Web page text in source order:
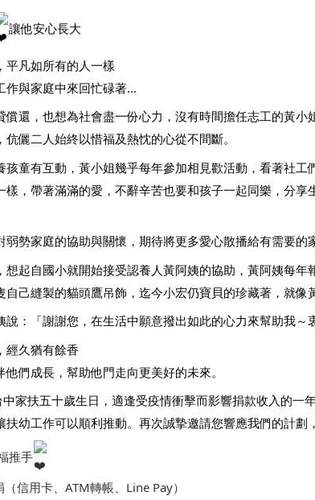
讓他安心長大
平凡如所有的人一樣
作與家庭中來回忙碌著...
償還，也想為社會盡一份心力，沒有時間擔任志工的黃
儷二人始終以惜福及熱忱的心從不間斷。
孩童有互動，黃小姐幾乎每年參加相見歡活動，看著社
樣，帶著滿滿的愛，不辭辛苦也要和孩子一起同樂，分
弱勢家庭的協助與關懷，期待將更多愛心散播給有需要的
想起自國小就開始接受認養人黃阿姨的協助，黃阿姨每
自己縫製的貓頭鷹吊飾，迄今小宏仍寶貝的珍藏著，就像
說：「謝謝您，在生活中願意撥出如此的心力來幫助我～
經久猶有餘香
們成長，幫助他門走向更美好的未來。
家扶五十歲生日，適逢受疫情衝擊而影響捐款收入的一
扶幼工作可以順利推動。再次誠摯邀請您響應我們的計
推手
信用卡、ATM轉帳、Line Pay）